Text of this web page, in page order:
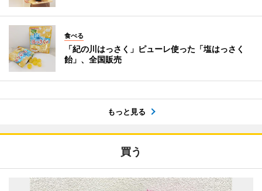
食べる
「紀の川はっさく」ピューレ使った「塩はっさく
飴」、全国販売
もっと見る
買う